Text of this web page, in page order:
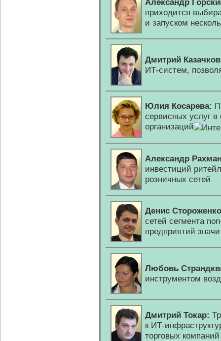
Александр
приходится
и запуском
Дмитрий
ИТ-систем,
Юлия Косарева:
сервисных услуг
организаций
Александр
инвестиций
розничных сетей
Денис
сетей сегмента
предприятий
Любовь
инструментом
Дмитрий Токар:
к ИТ-
торговых компаний